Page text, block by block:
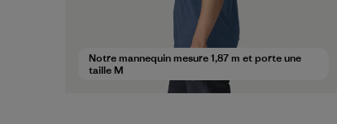
Notre mannequin mesure 1,87 m et porte une
taille M